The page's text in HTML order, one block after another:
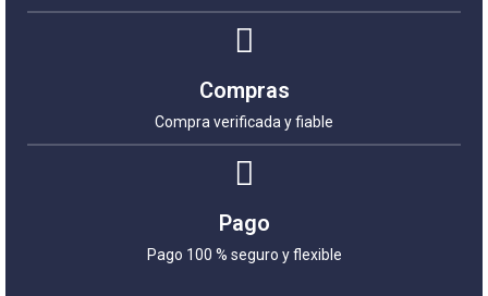
Compras
Compra verificada y fiable
Pago
Pago 100 % seguro y flexible